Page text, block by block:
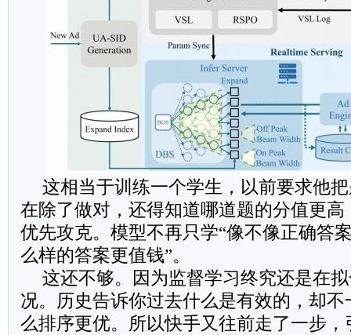
这相当于训练一个学生，以前要求他
在除了做对，还得知道哪道题的分值更
优先攻克。模型不再只学“像不像正确答
么样的答案更值钱”。
这还不够。因为监督学习终究还是在
况。历史告诉你过去什么是有效的，却
么排序更优。所以快手又往前走了一步，